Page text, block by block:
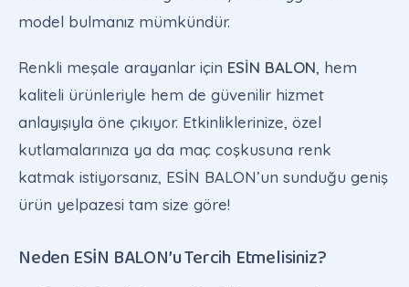
model bulmanız mümkündür.
Renkli meşale arayanlar için ESİN BALON, hem
kaliteli ürünleriyle hem de güvenilir hizmet
anlayışıyla öne çıkıyor. Etkinliklerinize, özel
kutlamalarınıza ya da maç coşkusuna renk
katmak istiyorsanız, ESİN BALON’un sunduğu geniş
ürün yelpazesi tam size göre!
Neden ESİN BALON’u Tercih Etmelisiniz?